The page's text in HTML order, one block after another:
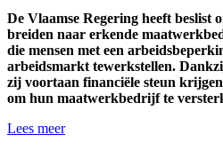
De Vlaamse Regering heeft beslist
breiden naar erkende
die mensen met een
arbeidsmarkt tewerkstellen.
zij voortaan financiële steun
om hun maatwerkbedrijf te
Lees meer